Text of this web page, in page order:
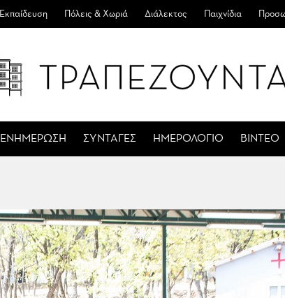
Εκπαίδευση Πόλεις & Χωριά Διάλεκτος Παιχνίδια
ΕΝΗΜΕΡΩΣΗ ΣΥΝΤΑΓΕΣ ΗΜΕΡΟΛΟΓΙΟ ΒΙΝΤΕΟ